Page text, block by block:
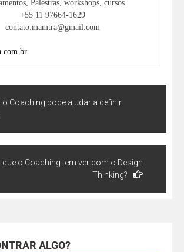
Palestras, workshops, cursos
+55 11 97664-1629
contato.mamtra@gmail.com
o Coaching pode ajudar a definir
que o Coaching tem ver com o Design
Thinking?
ALGO?